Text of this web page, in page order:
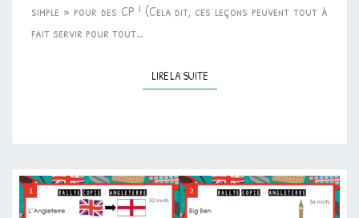
simple » pour des CP ! (Cela dit, ces leçons peuvent tout à
fait servir pour tout…
LIRE LA SUITELIRE LA SUITE